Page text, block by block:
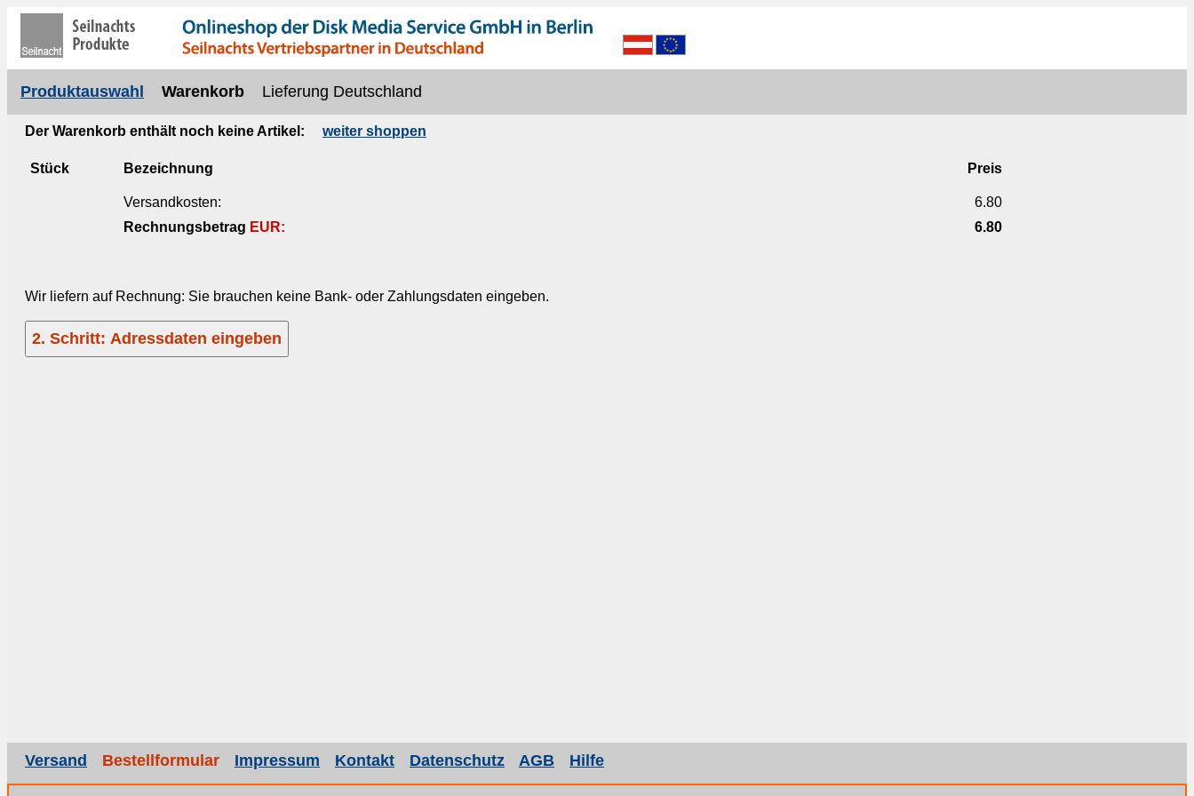
Produktauswahl Warenkorb Lieferung Deutschland
Der Warenkorb enthält noch keine Artikel: weiter shoppen
Stück Bezeichnung Preis
Versandkosten:
6.80
Rechnungsbetrag EUR: 6.80
Wir liefern auf Rechnung: Sie brauchen keine Bank- oder Zahlungsdaten eingeben.
Versand Bestellformular Impressum Kontakt Datenschutz AGB Hilfe